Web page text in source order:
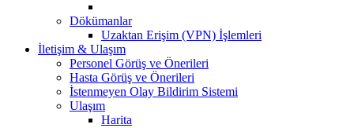
Dökümanlar
Uzaktan Erişim (VPN) İşlemleri
İletişim & Ulaşım
Personel Görüş ve Önerileri
Hasta Görüş ve Önerileri
İstenmeyen Olay Bildirim Sistemi
Ulaşım
Harita